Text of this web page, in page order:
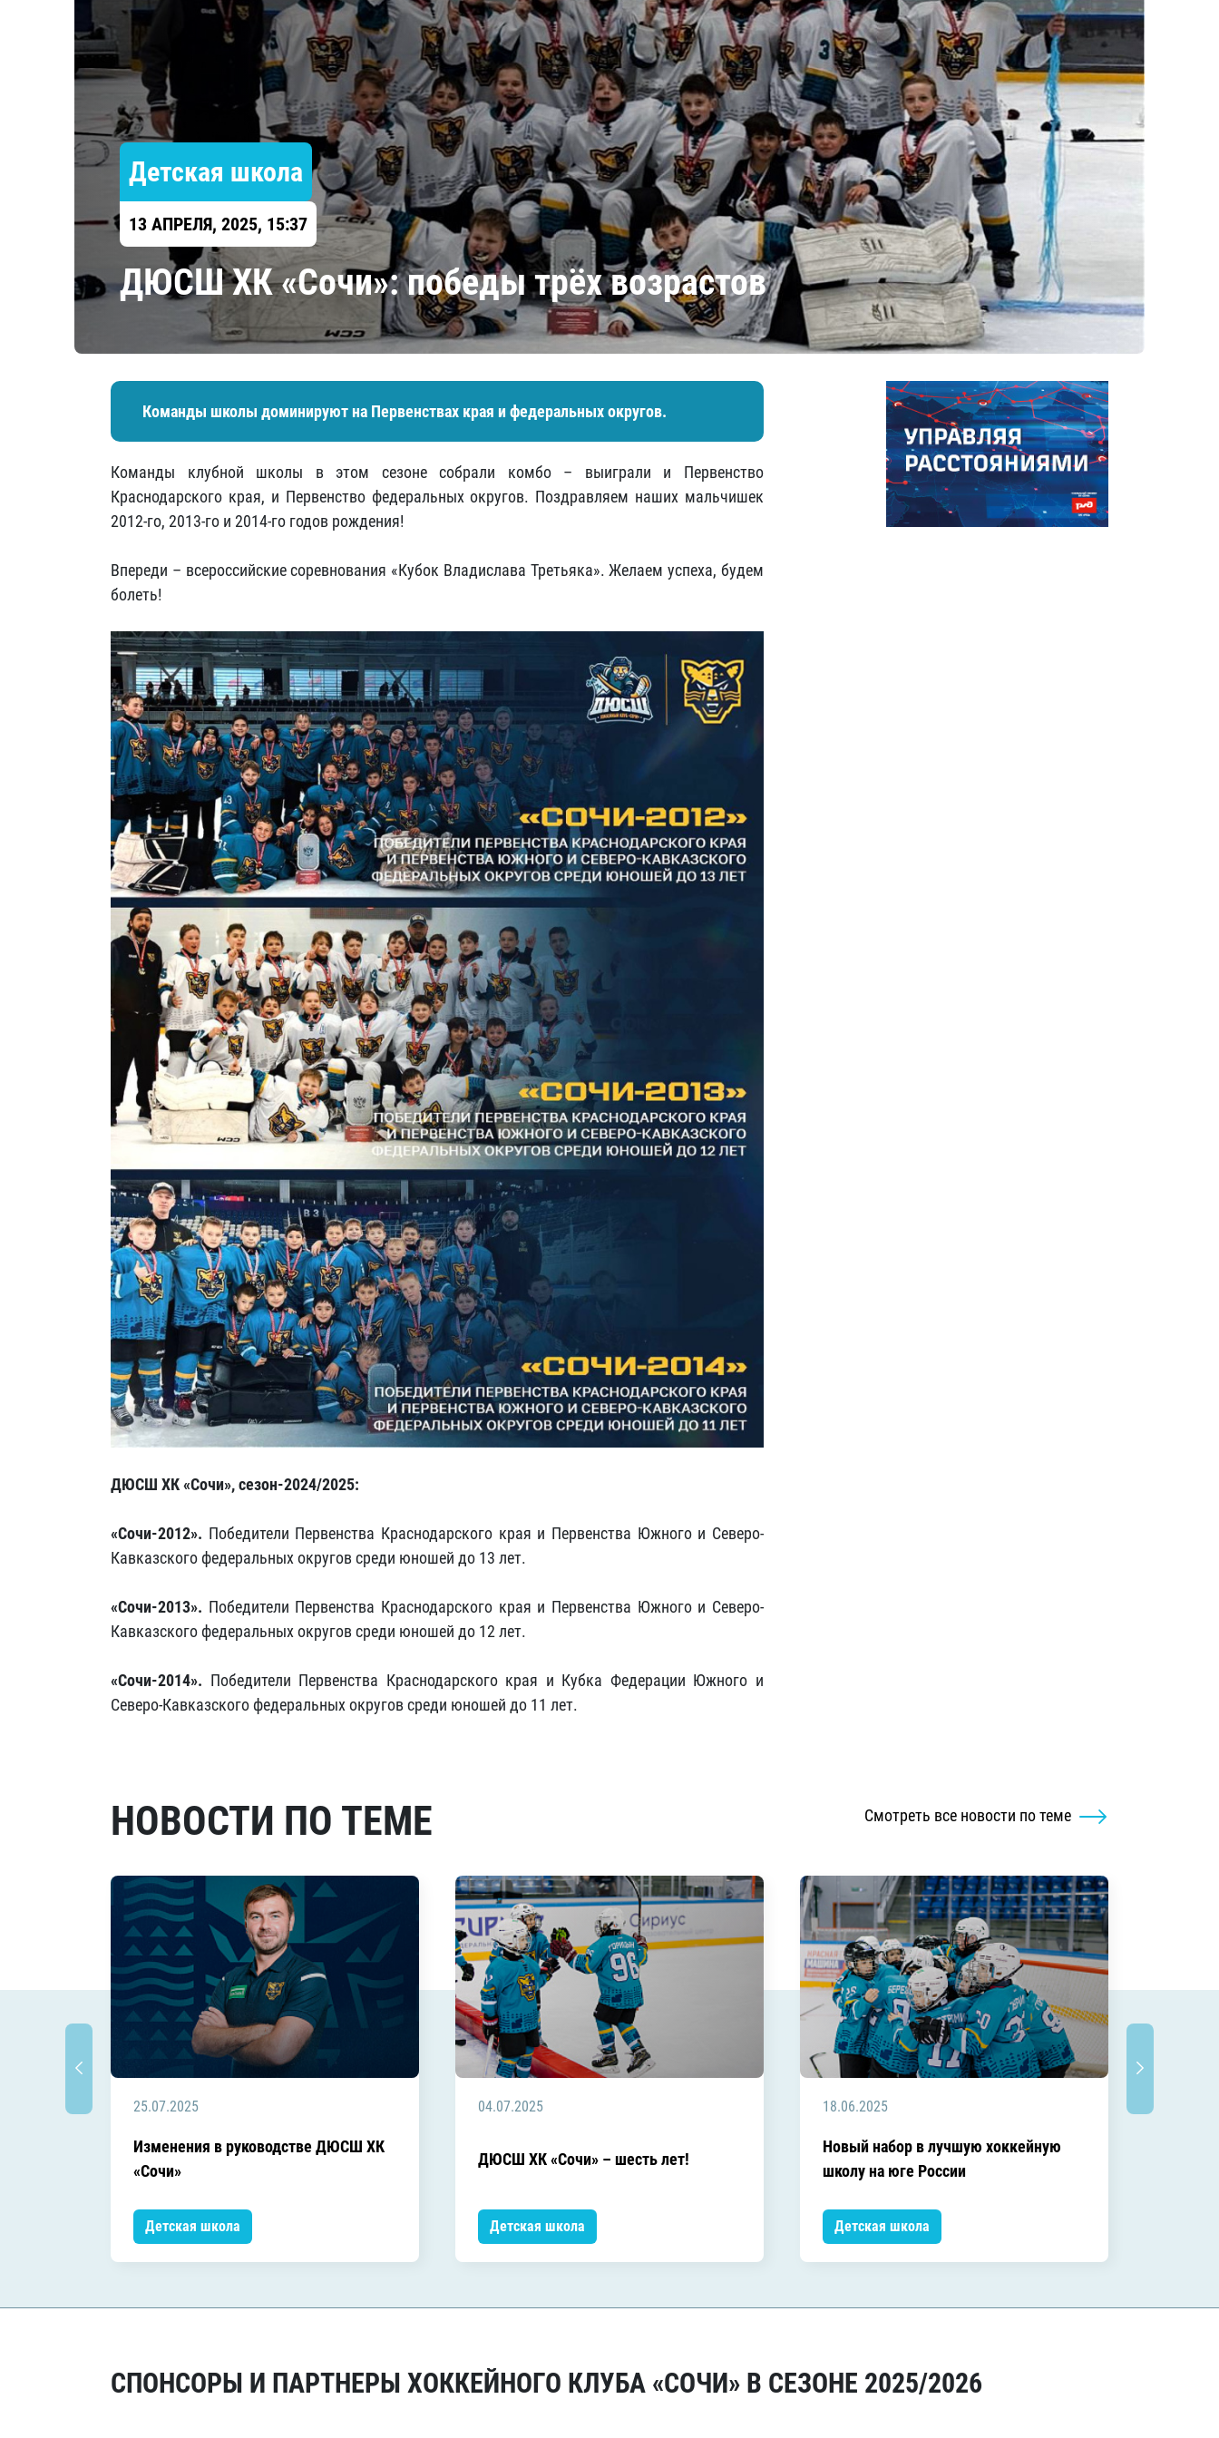
Локомотив
Северсталь
ЦСКА
Шанхайские Драконы
Амур
Барыс
Салават Юлаев
Сибирь
Детская школа
13 АПРЕЛЯ, 2025, 15:37
ДЮСШ ХК «Сочи»: победы трёх возрастов
Команды школы доминируют на Первенствах края и федеральных округов.
Команды клубной школы в этом сезоне собрали комбо – выиграли и Первенство
Краснодарского края, и Первенство федеральных округов. Поздравляем наших мальчишек
2012-го, 2013-го и 2014-го годов рождения!
Впереди – всероссийские соревнования «Кубок Владислава Третьяка». Желаем успеха, будем
болеть!
ДЮСШ ХК «Сочи», сезон-2024/2025:
«Сочи-2012». Победители Первенства Краснодарского края и Первенства Южного и Северо-
Кавказского федеральных округов среди юношей до 13 лет.
«Сочи-2013». Победители Первенства Краснодарского края и Первенства Южного и Северо-
Кавказского федеральных округов среди юношей до 12 лет.
«Сочи-2014». Победители Первенства Краснодарского края и Кубка Федерации Южного и
Северо-Кавказского федеральных округов среди юношей до 11 лет.
НОВОСТИ ПО ТЕМЕ Смотреть все новости по теме
25.07.2025
Изменения в руководстве ДЮСШ ХК
«Сочи»
Детская школа
04.07.2025
ДЮСШ ХК «Сочи» – шесть лет!
Детская школа
18.06.2025
Новый набор в лучшую хоккейную
школу на юге России
Детская школа
СПОНСОРЫ И ПАРТНЕРЫ ХОККЕЙНОГО КЛУБА «СОЧИ» В СЕЗОНЕ 2025/2026